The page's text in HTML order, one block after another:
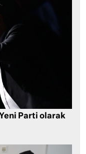
Parti olarak